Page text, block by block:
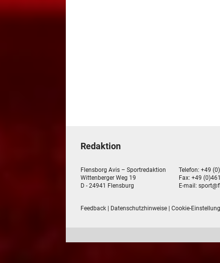
Redaktion
Flensborg Avis – Sportredaktion
Wittenberger Weg 19
D - 24941 Flensburg
Telefon: +49
Fax: +49
E-mail:
Feedback Datenschutzhinweise Cookie-